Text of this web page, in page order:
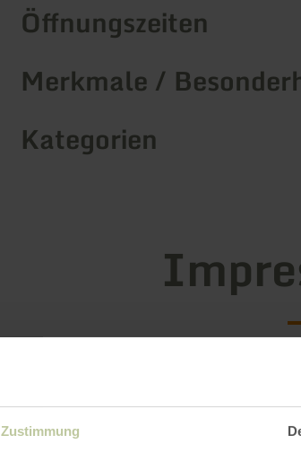
Zustimmung
Öffnungszeiten
Merkmale /
Kategorien